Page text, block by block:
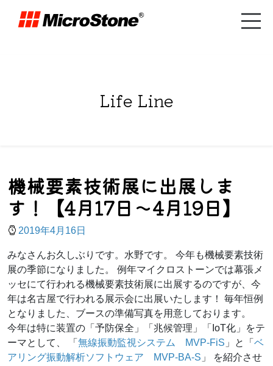
Life Line
機械要素技術展に出展しま
す！【4月17日～4月19日】
2019年4月16日
みなさんお久しぶりです。水野です。 今年も機械要素技術
展の季節になりました。 例年マイクロストーンでは幕張メ
ッセにて行われる機械要素技術展に出展するのですが、今
年は名古屋で行われる展示会に出展いたします！ 毎年恒例
となりました、ブースの準備写真を用意しております。
今年は特に装置の「予防保全」「兆候管理」「IoT化」をテ
ーマとして、 「 無線振動監視システム MVP-FiS 」と「 ベ
アリング振動解析ソフトウェア MVP-BA-S 」 を紹介させ